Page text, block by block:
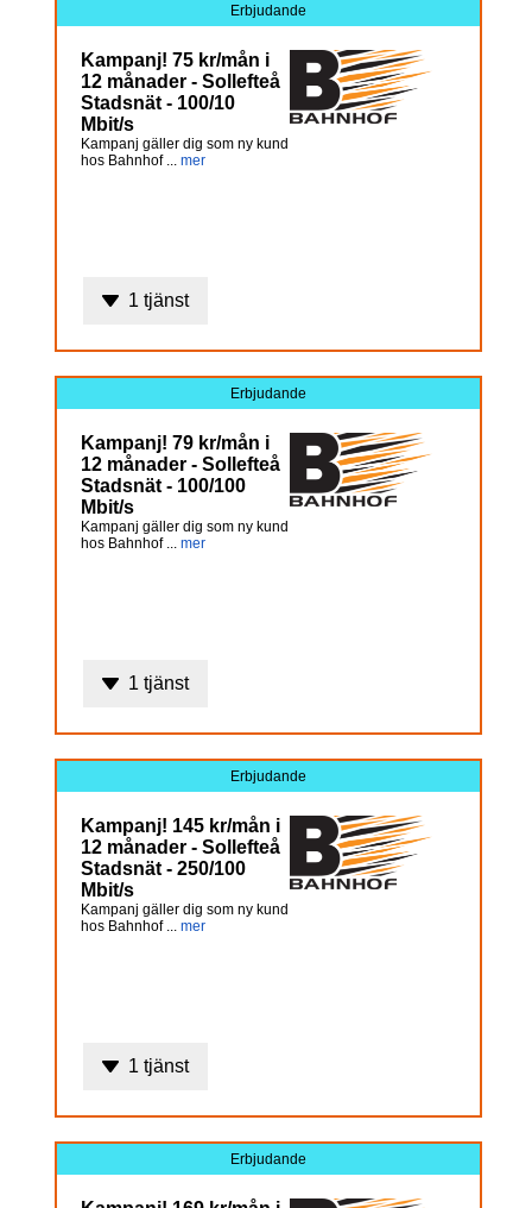
Erbjudande
Kampanj! 75 kr/mån i
12 månader - Sollefteå
Stadsnät - 100/10
Mbit/s
Kampanj gäller dig som ny kund
hos Bahnhof ... mer
1 tjänst
Erbjudande
Kampanj! 79 kr/mån i
12 månader - Sollefteå
Stadsnät - 100/100
Mbit/s
Kampanj gäller dig som ny kund
hos Bahnhof ... mer
1 tjänst
Erbjudande
Kampanj! 145 kr/mån i
12 månader - Sollefteå
Stadsnät - 250/100
Mbit/s
Kampanj gäller dig som ny kund
hos Bahnhof ... mer
1 tjänst
Erbjudande